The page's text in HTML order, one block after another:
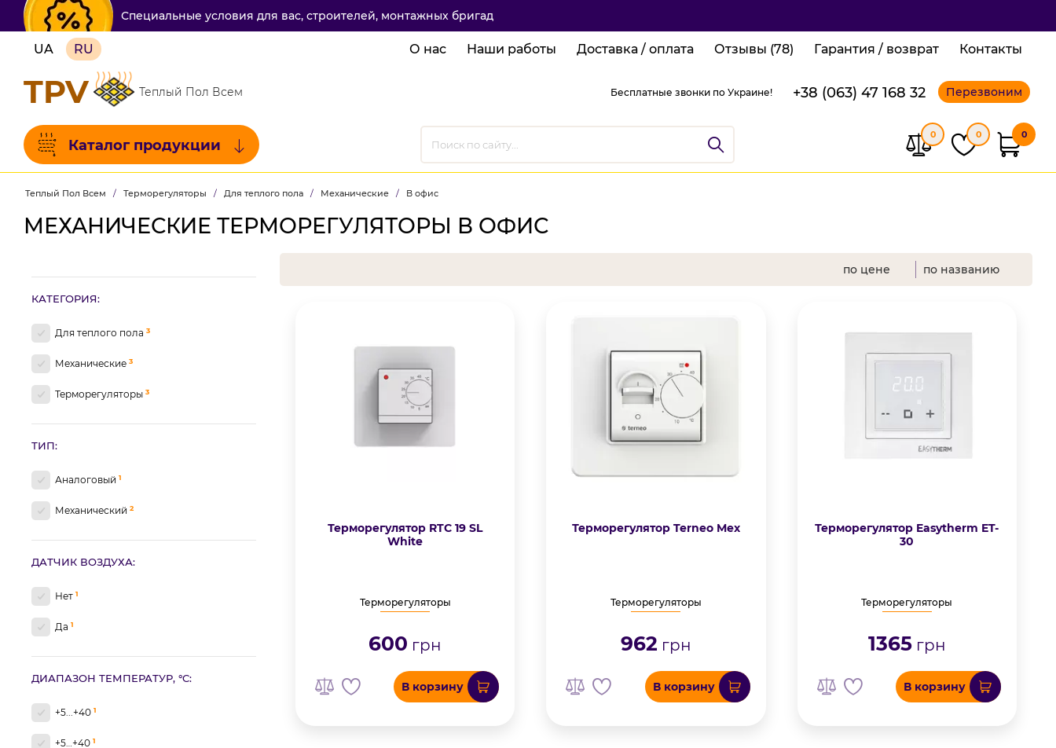
Специальные условия для вас, строителей, монтажных бригад
UA RU О нас Наши работы Доставка / оплата Отзывы (78) Гарантия / возврат Контакты
TPV Теплый Пол Всем Бесплатные звонки по Украине! +38 (063) 47 168 32 Перезвоним
Каталог продукции
0 0 0
Теплый Пол Всем / Терморегуляторы / Для теплого пола / Механические / В офис
МЕХАНИЧЕСКИЕ ТЕРМОРЕГУЛЯТОРЫ В ОФИС
КАТЕГОРИЯ:
Для теплого пола 3
Механические 3
Терморегуляторы 3
ТИП:
Аналоговый 1
Механический 2
ДАТЧИК ВОЗДУХА:
Нет 1
Да 1
ДИАПАЗОН ТЕМПЕРАТУР, °C:
+5...+40 1
+5…+40 1
по цене по названию
Терморегулятор RTC 19 SL
White
Терморегуляторы
600 грн
В корзину
Терморегулятор Terneo Mex
Терморегуляторы
962 грн
В корзину
Терморегулятор Easytherm ET-
30
Терморегуляторы
1365грн
В корзину